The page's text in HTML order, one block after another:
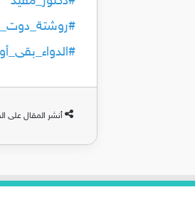
أنشر المقال على